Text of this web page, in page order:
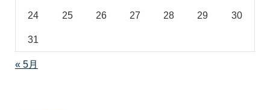
24 25 26 27 28 29 30
31
« 5月